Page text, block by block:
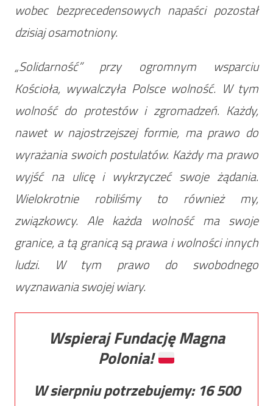
wobec bezprecedensowych napaści pozostał
dzisiaj osamotniony.
„Solidarność” przy ogromnym wsparciu
Kościoła, wywalczyła Polsce wolność. W tym
wolność do protestów i zgromadzeń. Każdy,
nawet w najostrzejszej formie, ma prawo do
wyrażania swoich postulatów. Każdy ma prawo
wyjść na ulicę i wykrzyczeć swoje żądania.
Wielokrotnie robiliśmy to również my,
związkowcy. Ale każda wolność ma swoje
granice, a tą granicą są prawa i wolności innych
ludzi. W tym prawo do swobodnego
wyznawania swojej wiary.
Wspieraj Fundację Magna
Polonia!
W sierpniu potrzebujemy: 16 500